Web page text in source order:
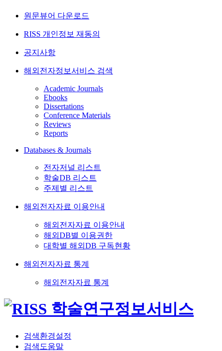
원문뷰어 다운로드
RISS 개인정보 재동의
공지사항
해외전자정보서비스 검색
Academic Journals
Ebooks
Dissertations
Conference Materials
Reviews
Reports
Databases & Journals
전자저널 리스트
학술DB 리스트
주제별 리스트
해외전자자료 이용안내
해외전자자료 이용안내
해외DB별 이용권한
대학별 해외DB 구독현황
해외전자자료 통계
해외전자자료 통계
검색환경설정
검색도움말